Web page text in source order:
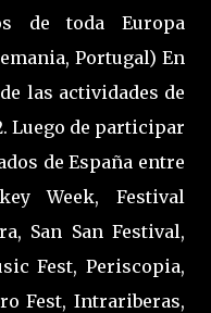
de toda Europa
Portugal) En
las actividades de
Luego de participar
de España entre
Week, Festival
San San Festival,
Fest, Periscopia,
Fest, Intrariberas,